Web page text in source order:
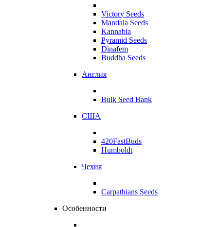
Victory Seeds
Mandala Seeds
Kannabia
Pyramid Seeds
Dinafem
Buddha Seeds
Англия
Bulk Seed Bank
США
420FastBuds
Humboldt
Чехия
Carpathians Seeds
Особенности